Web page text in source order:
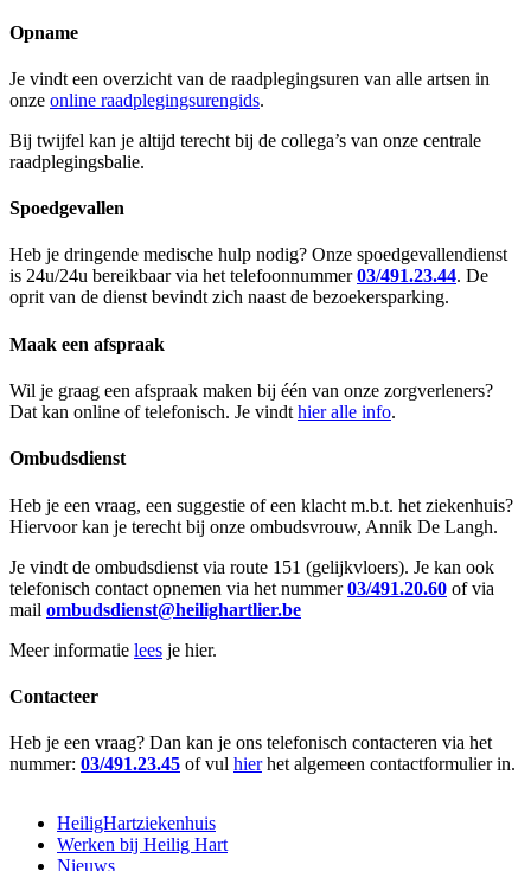
Opname
Je vindt een overzicht van de raadplegingsuren van alle artsen in
onze online raadplegingsurengids.
Bij twijfel kan je altijd terecht bij de collega’s van onze centrale
raadplegingsbalie.
Spoedgevallen
Heb je dringende medische hulp nodig? Onze spoedgevallendienst
is 24u/24u bereikbaar via het telefoonnummer03/491.23.44. De
oprit van de dienst bevindt zich naast de bezoekersparking.
Maak een afspraak
Wil je graag een afspraak maken bij één van onze zorgverleners?
Dat kan online of telefonisch. Je vindt hier alle info.
Ombudsdienst
Heb je een vraag, een suggestie of een klacht m.b.t. het ziekenhuis?
Hiervoor kan je terecht bij onze ombudsvrouw, Annik De Langh.
Je vindt de ombudsdienst via route 151 (gelijkvloers). Je kan ook
telefonisch contact opnemen via het nummer03/491.20.60 of via
mail ombudsdienst@heilighartlier.be
Meer informatie lees je hier.
Contacteer
Heb je een vraag? Dan kan je ons telefonisch contacteren via het
nummer: 03/491.23.45 of vul hierhet algemeen contactformulier in.
HeiligHartziekenhuis
Werken bij Heilig Hart
Nieuws